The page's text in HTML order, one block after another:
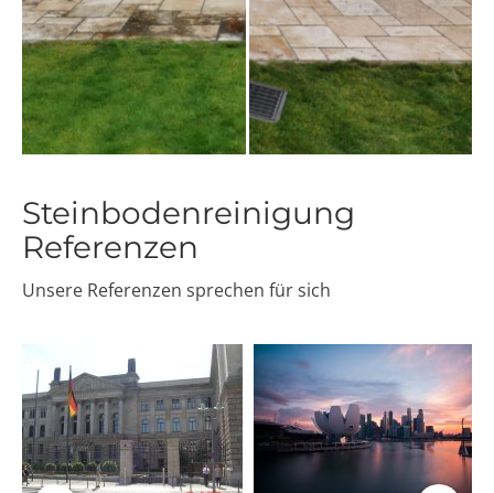
Steinbodenreinigung
Referenzen
Unsere Referenzen sprechen für sich